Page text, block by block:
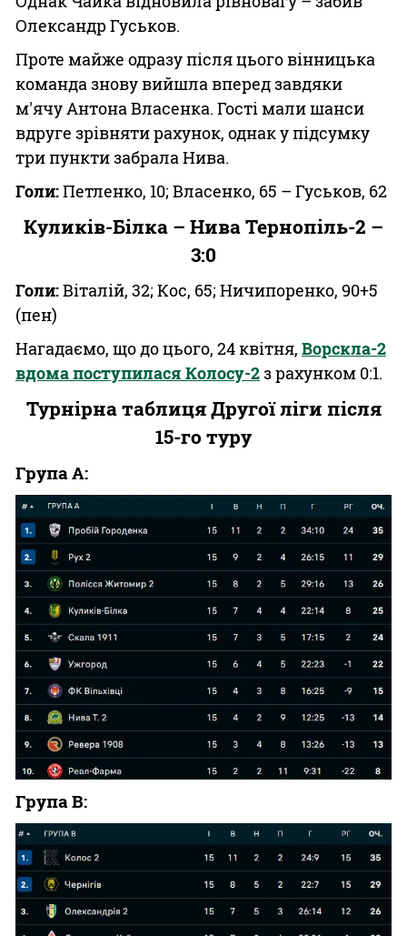
Олександр Гуськов.
Проте майже одразу після цього вінницька
команда знову вийшла вперед завдяки
м'ячу Антона Власенка. Гості мали шанси
вдруге зрівняти рахунок, однак у підсумку
три пункти забрала Нива.
Голи:Петленко, 10; Власенко, 65 – Гуськов, 62
Куликів-Білка – Нива Тернопіль-2 –
3:0
Голи:Віталій, 32; Кос, 65; Ничипоренко, 90+5
(пен)
Нагадаємо, що до цього, 24 квітня, Ворскла-2
вдома поступилася Колосу-2з рахунком 0:1.
Турнірна таблиця Другої ліги після
15-го туру
Група А:
Група В: